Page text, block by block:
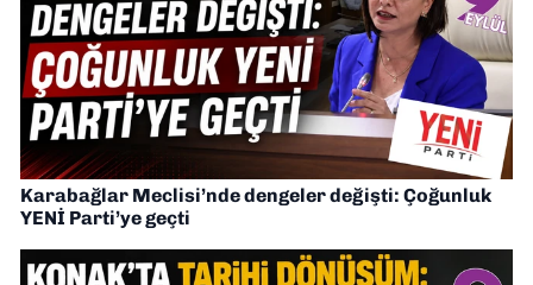
Karabağlar Meclisi’nde dengeler değişti: Çoğunluk
YENİ Parti’ye geçti